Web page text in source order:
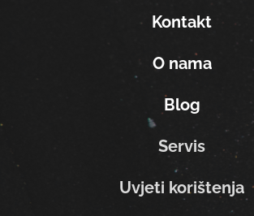
Kontakt
O nama
Blog
Servis
Uvjeti korištenja